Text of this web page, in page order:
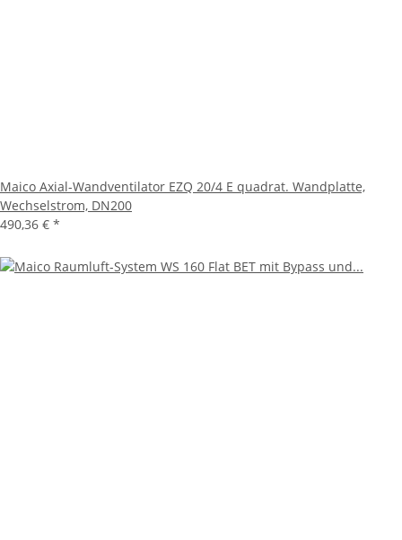
Maico Axial-Wandventilator EZQ 20/4 E quadrat. Wandplatte,
Wechselstrom, DN200
490,36 € *